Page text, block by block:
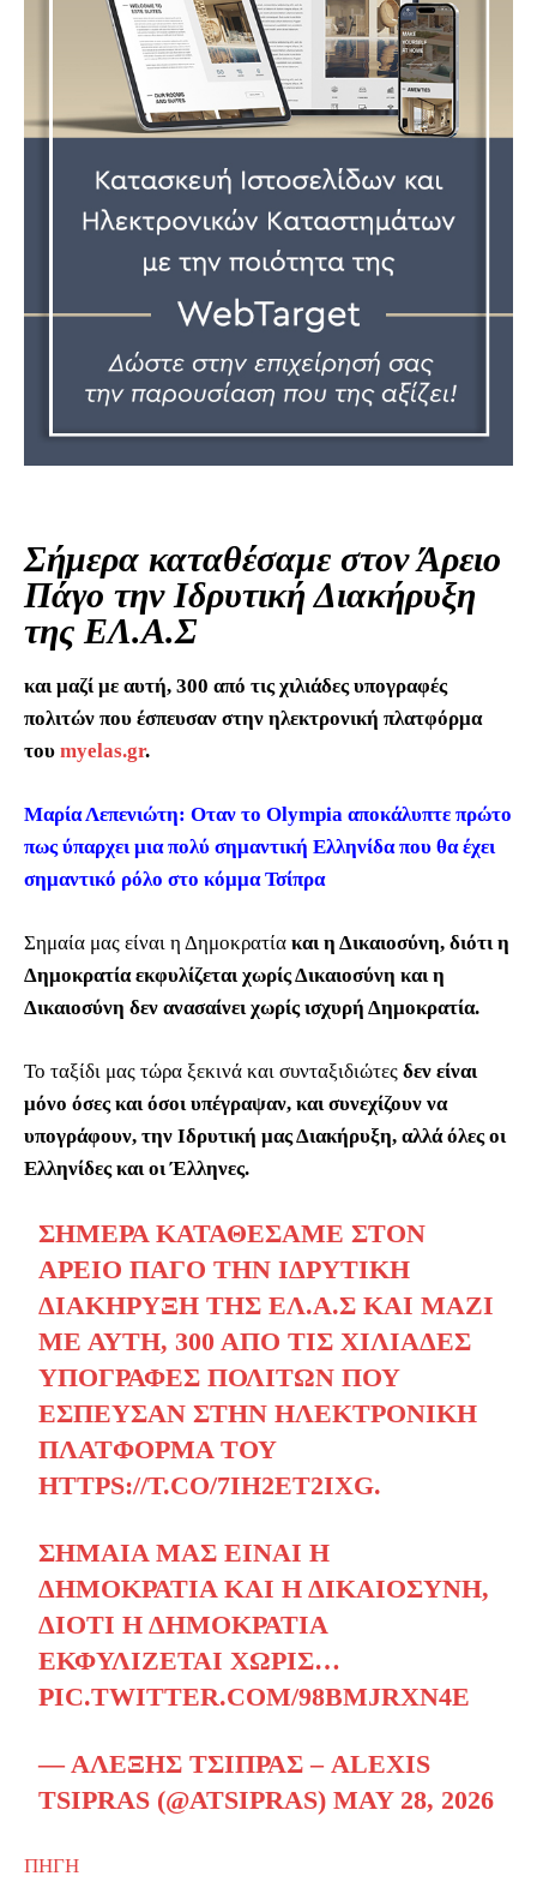
Σήμερα καταθέσαμε στον Άρειο
Πάγο την Ιδρυτική Διακήρυξη
της ΕΛ.Α.Σ
και μαζί με αυτή, 300 από τις χιλιάδες υπογραφές
πολιτών που έσπευσαν στην ηλεκτρονική πλατφόρμα
του myelas.gr.
Μαρία Λεπενιώτη: Οταν το Olympia αποκάλυπτε πρώτο
πως ύπαρχει μια πολύ σημαντική Ελληνίδα που θα έχει
σημαντικό ρόλο στο κόμμα Τσίπρα
Σημαία μας είναι η Δημοκρατία και η Δικαιοσύνη, διότι η
Δημοκρατία εκφυλίζεται χωρίς Δικαιοσύνη και η
Δικαιοσύνη δεν ανασαίνει χωρίς ισχυρή Δημοκρατία.
Το ταξίδι μας τώρα ξεκινά και συνταξιδιώτες δεν είναι
μόνο όσες και όσοι υπέγραψαν, και συνεχίζουν να
υπογράφουν, την Ιδρυτική μας Διακήρυξη, αλλά όλες οι
Ελληνίδες και οι Έλληνες.
ΣΉΜΕΡΑ ΚΑΤΑΘΈΣΑΜΕ ΣΤΟΝ
ΆΡΕΙΟ ΠΆΓΟ ΤΗΝ ΙΔΡΥΤΙΚΉ
ΔΙΑΚΉΡΥΞΗ ΤΗΣ ΕΛ.Α.Σ ΚΑΙ ΜΑΖΊ
ΜΕ ΑΥΤΉ, 300 ΑΠΌ ΤΙΣ ΧΙΛΙΆΔΕΣ
ΥΠΟΓΡΑΦΈΣ ΠΟΛΙΤΏΝ ΠΟΥ
ΈΣΠΕΥΣΑΝ ΣΤΗΝ ΗΛΕΚΤΡΟΝΙΚΉ
ΠΛΑΤΦΌΡΜΑ ΤΟΥ
HTTPS://T.CO/7IH2ET2IXG.
ΣΗΜΑΊΑ ΜΑΣ ΕΊΝΑΙ Η
ΔΗΜΟΚΡΑΤΊΑ ΚΑΙ Η ΔΙΚΑΙΟΣΎΝΗ,
ΔΙΌΤΙ Η ΔΗΜΟΚΡΑΤΊΑ
ΕΚΦΥΛΊΖΕΤΑΙ ΧΩΡΊΣ…
PIC.TWITTER.COM/98BMJRXN4E
— ΑΛΈΞΗΣ ΤΣΊΠΡΑΣ – ALEXIS
TSIPRAS (@ATSIPRAS)MAY 28, 2026
ΠΗΓΗ